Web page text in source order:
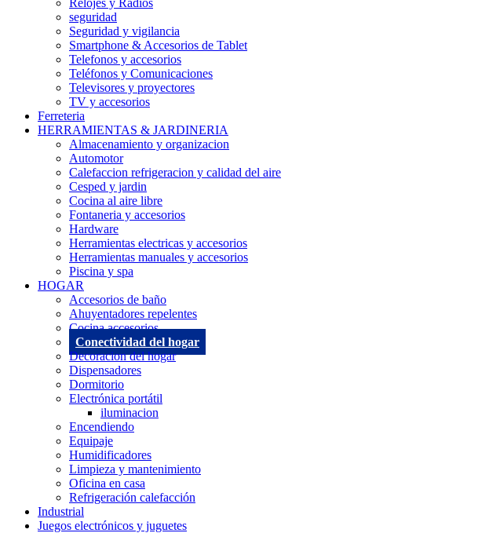
Relojes y Radios
seguridad
Seguridad y vigilancia
Smartphone & Accesorios de Tablet
Telefonos y accesorios
Teléfonos y Comunicaciones
Televisores y proyectores
TV y accesorios
Ferreteria
HERRAMIENTAS & JARDINERIA
Almacenamiento y organizacion
Automotor
Calefaccion refrigeracion y calidad del aire
Cesped y jardin
Cocina al aire libre
Fontaneria y accesorios
Hardware
Herramientas electricas y accesorios
Herramientas manuales y accesorios
Piscina y spa
HOGAR
Accesorios de baño
Ahuyentadores repelentes
Cocina accesorios
Conectividad del hogar
Decoracion del hogar
Dispensadores
Dormitorio
Electrónica portátil
iluminacion
Encendiendo
Equipaje
Humidificadores
Limpieza y mantenimiento
Oficina en casa
Refrigeración calefacción
Industrial
Juegos electrónicos y juguetes